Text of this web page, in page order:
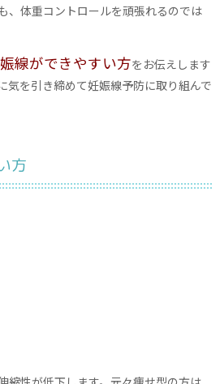
、体重コントロールを頑張れるのでは
線ができやすい方をお伝えします
気を引き締めて妊娠線予防に取り組んで
方